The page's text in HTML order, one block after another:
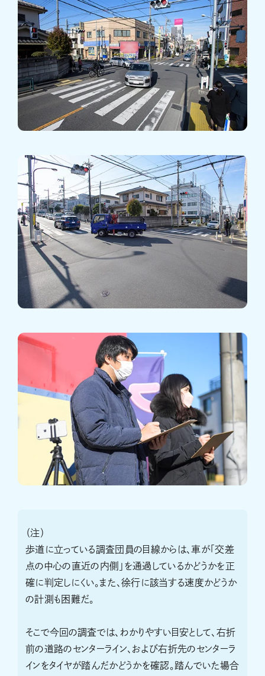
（注）
歩道に立っている調査団員の目線からは、車が「交差
点の中心の直近の内側」を通過しているかどうかを正
確に判定しにくい。また、徐行に該当する速度かどうか
の計測も困難だ。
そこで今回の調査では、わかりやすい目安として、右折
前の道路のセンターライン、および右折先のセンターラ
インをタイヤが踏んだかどうかを確認。踏んでいた場合